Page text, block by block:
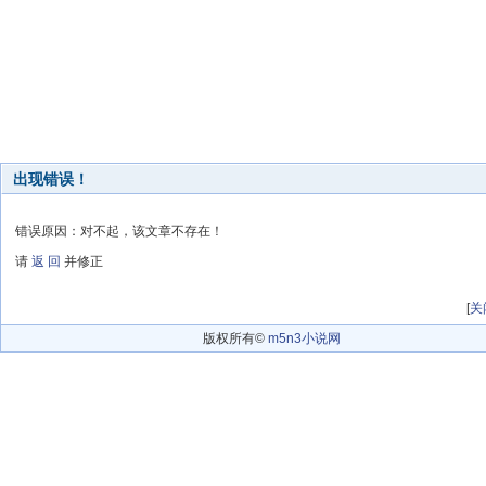
出现错误！
错误原因：对不起，该文章不存在！
请 返 回 并修正
[关
版权所有© m5n3小说网